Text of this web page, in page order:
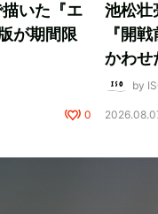
いた『エ
が期間限
0
池松壮
『開
かわせ
by